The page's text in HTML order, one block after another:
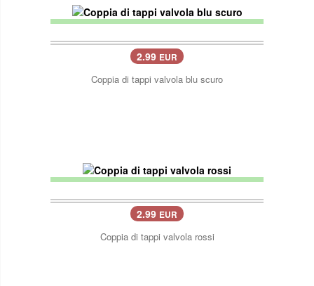
2.99 EUR
Coppia di tappi valvola blu scuro
2.99 EUR
Coppia di tappi valvola rossi